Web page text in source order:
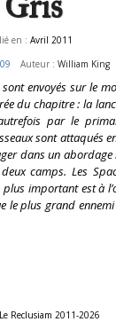
en : Avril 2011
Auteur :William King
envoyés sur le
du chapitre : la
par le
sont attaqués
dans un
camps. Les
important est à
le plus grand
Reclusiam 2011-2026